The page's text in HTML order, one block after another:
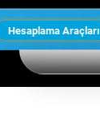
Hesaplama Araçları